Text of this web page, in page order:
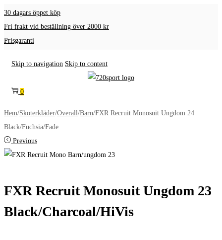
30 dagars öppet köp
Fri frakt vid beställning över 2000 kr
Prisgaranti
Skip to navigation Skip to content
0
Hem/Skoterkläder/Overall/Barn/FXR Recruit Monosuit Ungdom 24
Black/Fuchsia/Fade
Previous
FXR Recruit Monosuit Ungdom 23
Black/Charcoal/HiVis